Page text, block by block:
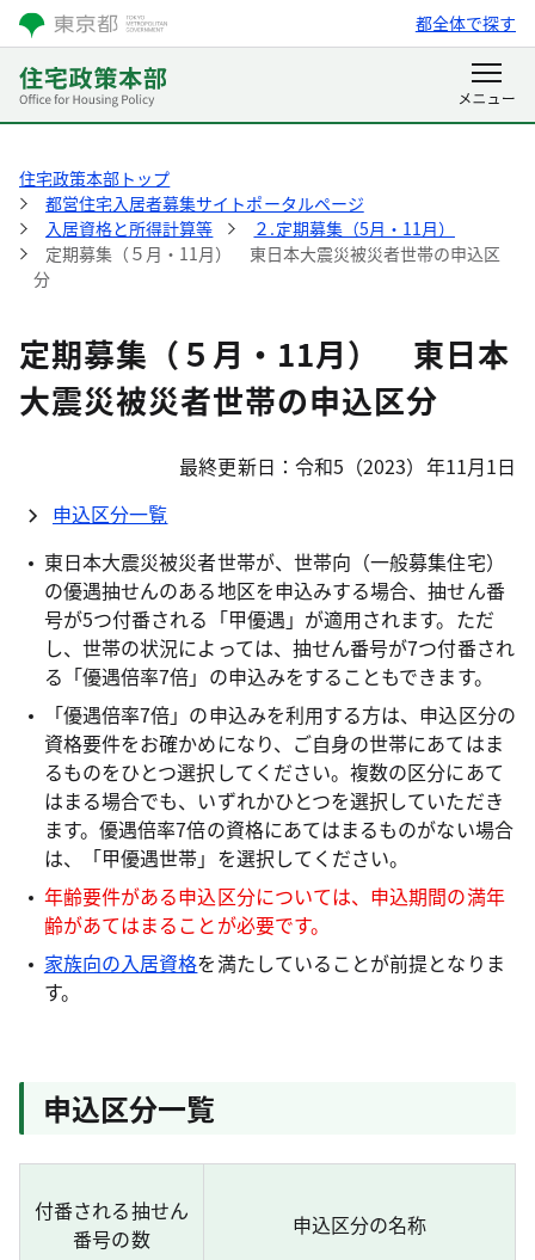
都全体で探す
住宅政策本部トップ
都営住宅入居者募集サイトポータルページ
入居資格と所得計算等
２.定期募集（5月・11月）
定期募集（５月・11月） 東日本大震災被災者世帯の申込区
分
定期募集（５月・11月） 東日本
大震災被災者世帯の申込区分
最終更新日：令和5（2023）年11月1日
申込区分一覧
東日本大震災被災者世帯が、世帯向（一般募集住宅）
の優遇抽せんのある地区を申込みする場合、抽せん番
号が5つ付番される「甲優遇」が適用されます。ただ
し、世帯の状況によっては、抽せん番号が7つ付番され
る「優遇倍率7倍」の申込みをすることもできます。
「優遇倍率7倍」の申込みを利用する方は、申込区分の
資格要件をお確かめになり、ご自身の世帯にあてはま
るものをひとつ選択してください。複数の区分にあて
はまる場合でも、いずれかひとつを選択していただき
ます。優遇倍率7倍の資格にあてはまるものがない場合
は、「甲優遇世帯」を選択してください。
年齢要件がある申込区分については、申込期間の満年
齢があてはまることが必要です。
家族向の入居資格を満たしていることが前提となりま
す。
申込区分一覧
付番される抽せん
番号の数
申込区分の名称